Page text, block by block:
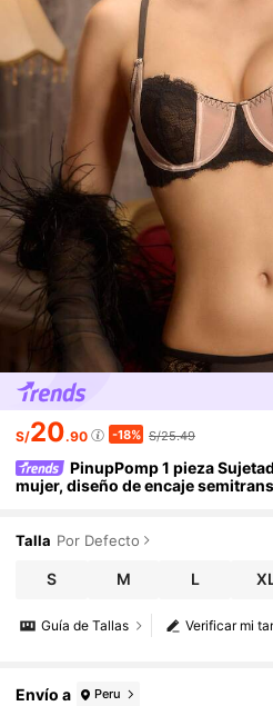
S/20.90 -18% S/25.49
PinupPomp 1 pieza
mujer, diseño de encaje
Talla Por Defecto
S M L
Verificar mi
Guía de Tallas
Envío a Peru